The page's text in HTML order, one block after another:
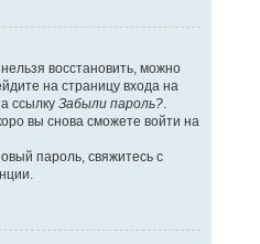
восстановить, можно
на страницу входа на
ссылку Забыли пароль?.
вы снова сможете войти на
пароль, свяжитесь с